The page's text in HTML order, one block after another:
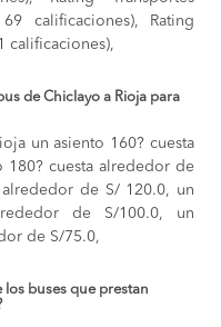
calificaciones), Rating
calificaciones),
de Chiclayo a Rioja para
un asiento 160? cuesta
180? cuesta alrededor de
de S/ 120.0, un
de S/100.0, un
de S/75.0,
los buses que prestan